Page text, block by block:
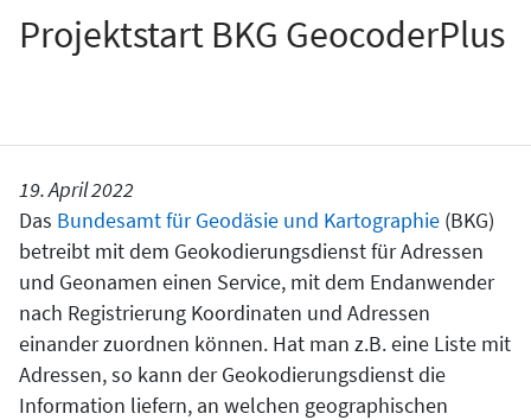
Projektstart BKG GeocoderPlus
19. April 2022
Das Bundesamt für Geodäsie und Kartographie (BKG)
betreibt mit dem Geokodierungsdienst für Adressen
und Geonamen einen Service, mit dem Endanwender
nach Registrierung Koordinaten und Adressen
einander zuordnen können. Hat man z.B. eine Liste mit
Adressen, so kann der Geokodierungsdienst die
Information liefern, an welchen geographischen